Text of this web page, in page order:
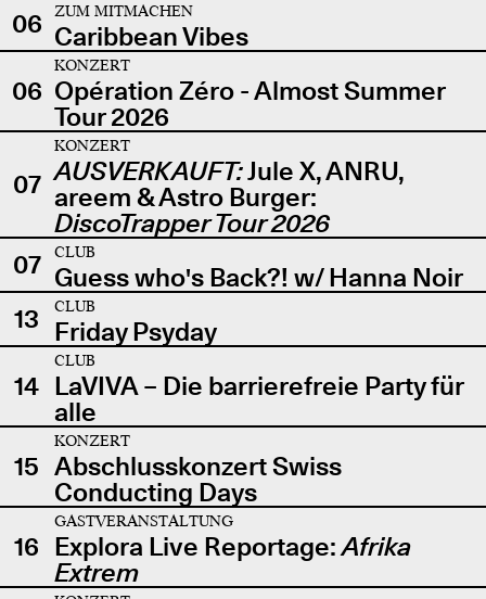
06
ZUM MITMACHEN
Caribbean Vibes
06
KONZERT
Opération Zéro - Almost Summer
Tour 2026
07
KONZERT
AUSVERKAUFT:Jule X, ANRU,
areem & Astro Burger:
DiscoTrapper Tour 2026
07
CLUB
Guess who's Back?! w/ Hanna Noir
13
CLUB
Friday Psyday
14
CLUB
LaVIVA – Die barrierefreie Party für
alle
15
KONZERT
Abschlusskonzert Swiss
Conducting Days
16
GASTVERANSTALTUNG
Explora Live Reportage:Afrika
Extrem